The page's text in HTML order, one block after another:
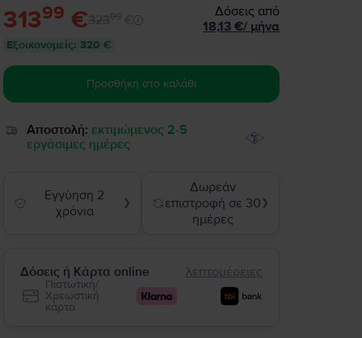
31399 €32399 €
Δόσεις από
18,13 €/ μήνα
Εξοικονομείς: 320 €
Προσθήκη στο καλάθι
Αποστολή: εκτιμώμενος 2-5
εργάσιμες ημέρες
Εγγύηση 2
χρόνια
❯
Δωρεάν
επιστροφή σε 30
ημέρες
❯
Δόσεις ή Κάρτα online λεπτομέρειες
Πιστωτική/
Χρεωστική
κάρτα